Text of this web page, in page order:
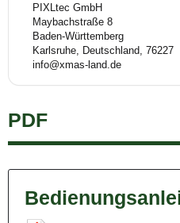
PIXLtec GmbH
Maybachstraße 8
Baden-Württemberg
Karlsruhe, Deutschland, 76227
info@xmas-land.de
PDF